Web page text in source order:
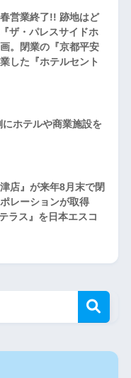
営業終了!! 跡地はど
ザ・パレスサイドホ
。閉業の『京都平安
した『ホテルセント
ホテルや商業施設を
店』が来年8月末で閉
レーションが取得
ス』を日本エスコ